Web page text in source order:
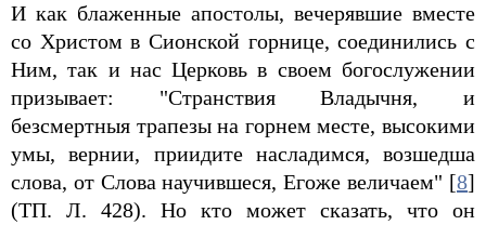
И как блаженные апостолы, вечерявшие вместе
со Христом в Сионской горнице, соединились с
Ним, так и нас Церковь в своем богослужении
призывает: "Странствия Владычня, и
безсмертныя трапезы на горнем месте, высокими
умы, вернии, приидите насладимся, возшедша
слова, от Слова научившеся, Егоже величаем" [8]
(ТП. Л. 428). Но кто может сказать, что он